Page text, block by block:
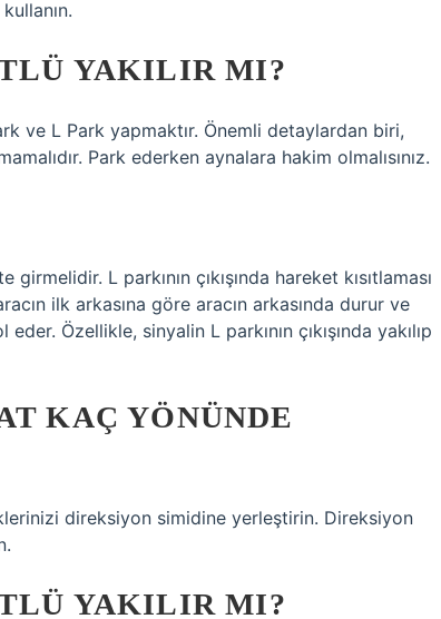
YAKILIR MI?
ve L Park yapmaktır. Önemli detaylardan biri,
Park ederken aynalara hakim olmalısınız.
L parkının çıkışında hareket kısıtlaması
ilk arkasına göre aracın arkasında durur ve
Özellikle, sinyalin L parkının çıkışında yakılıp
KAÇ YÖNÜNDE
direksiyon simidine yerleştirin. Direksiyon
YAKILIR MI?